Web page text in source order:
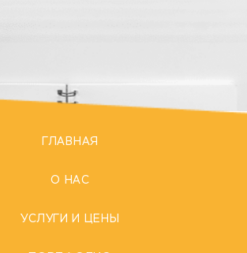
ГЛАВНАЯ
О НАС
УСЛУГИ И ЦЕНЫ